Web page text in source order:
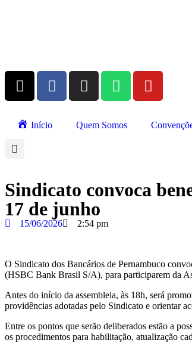
Início Quem Somos
Sindicato convoca
17 de junho
15/06/2026 2:54 pm
O Sindicato dos Bancários de Pernambuco
(HSBC Bank Brasil S/A), para participarem da
Antes do início da assembleia, às 18h, será
providências adotadas pelo Sindicato e orientar
Entre os pontos que serão deliberados estão a
os procedimentos para habilitação, atualização